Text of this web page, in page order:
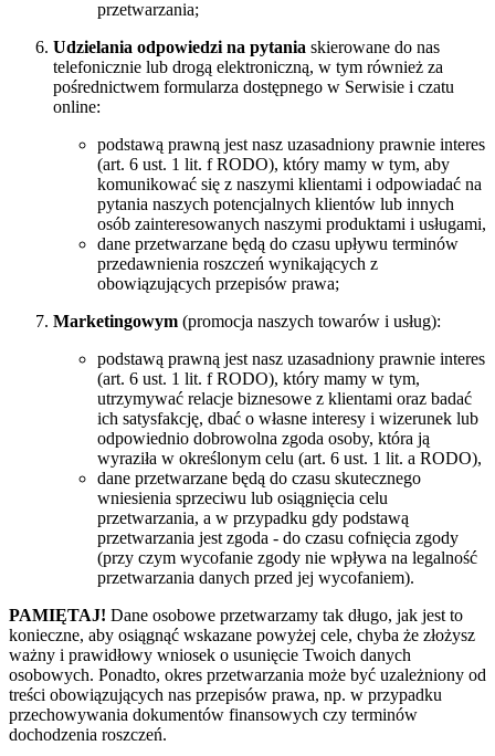
przetwarzania;
Udzielania odpowiedzi na pytania skierowane do nas
telefonicznie lub drogą elektroniczną, w tym również za
pośrednictwem formularza dostępnego w Serwisie i czatu
online:
podstawą prawną jest nasz uzasadniony prawnie interes
(art. 6 ust. 1 lit. f RODO), który mamy w tym, aby
komunikować się z naszymi klientami i odpowiadać na
pytania naszych potencjalnych klientów lub innych
osób zainteresowanych naszymi produktami i usługami,
dane przetwarzane będą do czasu upływu terminów
przedawnienia roszczeń wynikających z
obowiązujących przepisów prawa;
Marketingowym (promocja naszych towarów i usług):
podstawą prawną jest nasz uzasadniony prawnie interes
(art. 6 ust. 1 lit. f RODO), który mamy w tym,
utrzymywać relacje biznesowe z klientami oraz badać
ich satysfakcję, dbać o własne interesy i wizerunek lub
odpowiednio dobrowolna zgoda osoby, która ją
wyraziła w określonym celu (art. 6 ust. 1 lit. a RODO),
dane przetwarzane będą do czasu skutecznego
wniesienia sprzeciwu lub osiągnięcia celu
przetwarzania, a w przypadku gdy podstawą
przetwarzania jest zgoda - do czasu cofnięcia zgody
(przy czym wycofanie zgody nie wpływa na legalność
przetwarzania danych przed jej wycofaniem).
PAMIĘTAJ! Dane osobowe przetwarzamy tak długo, jak jest to
konieczne, aby osiągnąć wskazane powyżej cele, chyba że złożysz
ważny i prawidłowy wniosek o usunięcie Twoich danych
osobowych. Ponadto, okres przetwarzania może być uzależniony od
treści obowiązujących nas przepisów prawa, np. w przypadku
przechowywania dokumentów finansowych czy terminów
dochodzenia roszczeń.